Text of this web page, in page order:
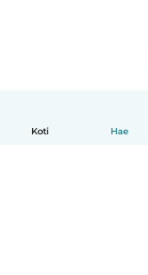
Koti Hae